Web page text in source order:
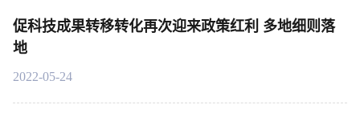
促科技成果转移转化再次迎来政策红利 多地细则落
地
2022-05-24